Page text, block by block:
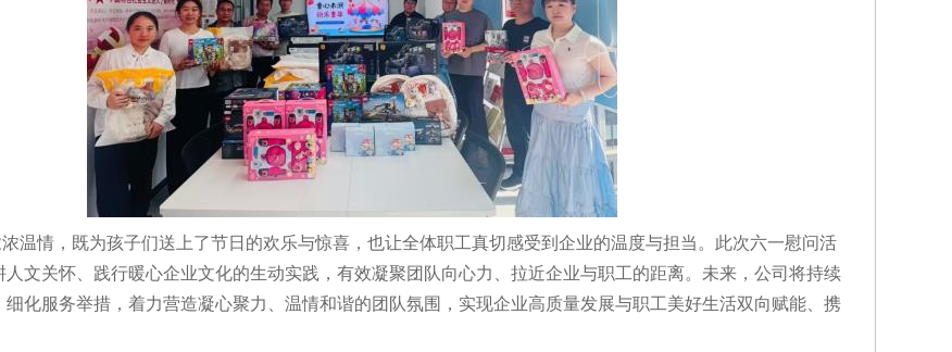
温情，既为孩子们送上了节日的欢乐与惊喜，也让全体职工真切感受到企业的温度与担当。此次六一慰问活
人文关怀、践行暖心企业文化的生动实践，有效凝聚团队向心力、拉近企业与职工的距离。未来，公司将持续
细化服务举措，着力营造凝心聚力、温情和谐的团队氛围，实现企业高质量发展与职工美好生活双向赋能、携